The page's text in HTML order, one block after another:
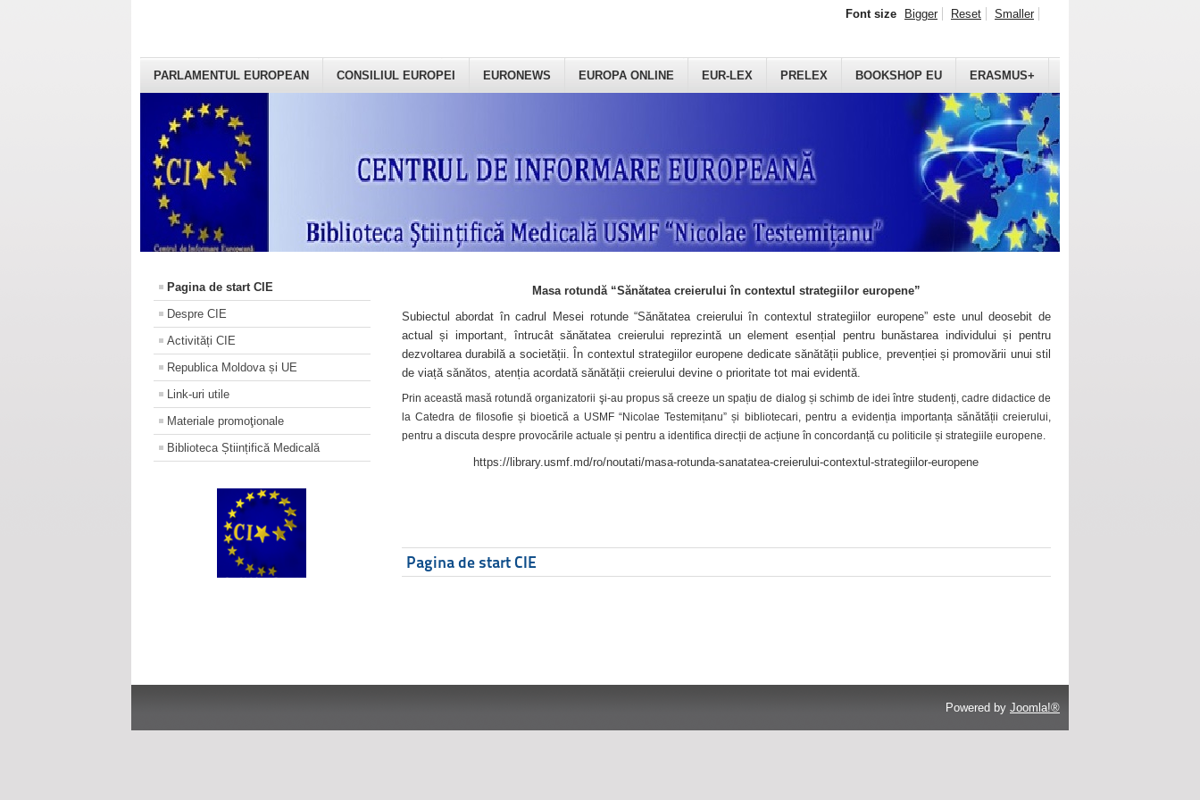
PARLAMENTUL EUROPEAN CONSILIUL EUROPEI EURONEWS EUROPA ONLINE EUR-LEX PRELEX BOOKSHOP EU ERASMUS+
Font size Bigger Reset Smaller
Pagina de start CIE
Despre CIE
Activități CIE
Republica Moldova și UE
Link-uri utile
Materiale promoţionale
Biblioteca Științifică Medicală
Masa rotundă “Sănătatea creierului în contextul strategiilor europene”
Subiectul abordat în cadrul Mesei rotunde “Sănătatea creierului în contextul strategiilor europene” este unul deosebit de
actual și important, întrucât sănătatea creierului reprezintă un element esențial pentru bunăstarea individului și pentru
dezvoltarea durabilă a societății. În contextul strategiilor europene dedicate sănătății publice, prevenției și promovării unui stil
de viață sănătos, atenția acordată sănătății creierului devine o prioritate tot mai evidentă.
Prin această masă rotundă organizatorii şi-au propus să creeze un spațiu de dialog și schimb de idei între studenți, cadre didactice de
la Catedra de filosofie și bioetică a USMF “Nicolae Testemițanu” și bibliotecari, pentru a evidenția importanța sănătății creierului,
pentru a discuta despre provocările actuale și pentru a identifica direcții de acțiune în concordanță cu politicile și strategiile europene.
https://library.usmf.md/ro/noutati/masa-rotunda-sanatatea-creierului-contextul-strategiilor-europene
Pagina de start CIE
Powered by Joomla!®